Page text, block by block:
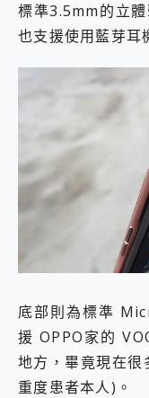
標準3.5mm的立
也支援使用藍芽耳
底部則為標準
援 OPPO家的
地方，畢竟現在
重度患者本人)。